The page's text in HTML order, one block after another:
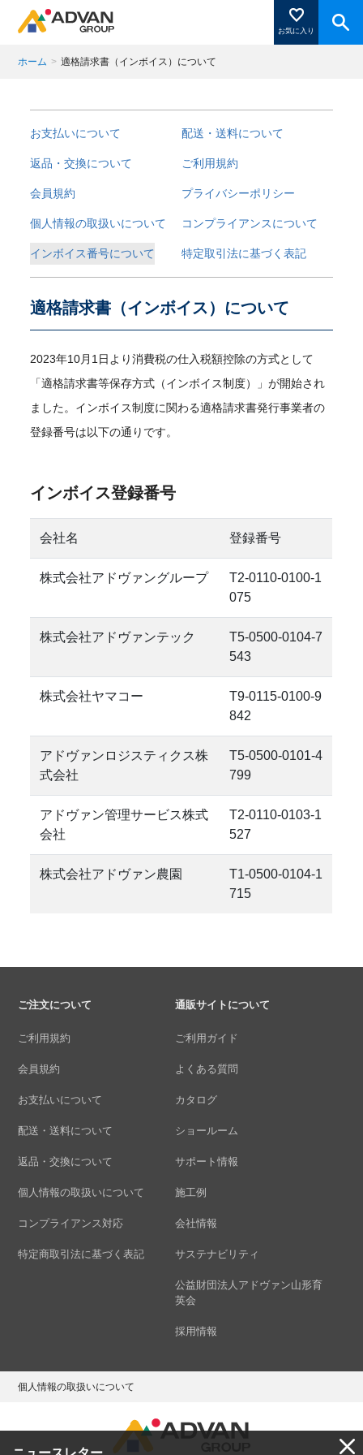
お気に入り
閉じる
ホーム > 適格請求書（インボイス）について
お支払いについて 配送・送料について
返品・交換について ご利用規約
会員規約 プライバシーポリシー
個人情報の取扱いについて コンプライアンスについて
インボイス番号について 特定取引法に基づく表記
適格請求書（インボイス）について
2023年10月1日より消費税の仕入税額控除の方式として
「適格請求書等保存方式（インボイス制度）」が開始され
ました。インボイス制度に関わる適格請求書発行事業者の
登録番号は以下の通りです。
インボイス登録番号
会社名 登録番号
株式会社アドヴァングループ
T2-0110-0100-1
075
株式会社アドヴァンテック
T5-0500-0104-7
543
株式会社ヤマコー
T9-0115-0100-9
842
アドヴァンロジスティクス株
式会社
T5-0500-0101-4
799
アドヴァン管理サービス株式
会社
T2-0110-0103-1
527
株式会社アドヴァン農園
T1-0500-0104-1
715
ご注文について
ご利用規約
会員規約
お支払いについて
配送・送料について
返品・交換について
個人情報の取扱いについて
コンプライアンス対応
特定商取引法に基づく表記
通販サイトについて
ご利用ガイド
よくある質問
カタログ
ショールーム
サポート情報
施工例
会社情報
サステナビリティ
公益財団法人アドヴァン山形育
英会
採用情報
個人情報の取扱いについて